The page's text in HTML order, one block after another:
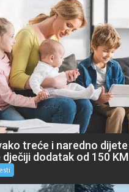
treće i naredno
dječiji dodatak od 150 KM